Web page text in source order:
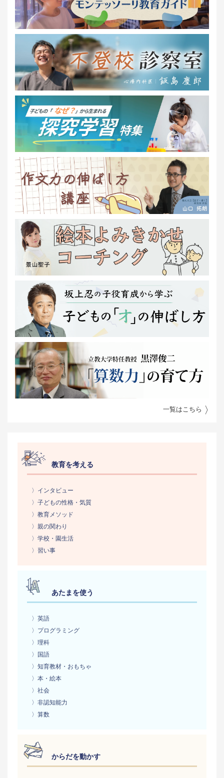
一覧はこちら
教育を考える
〉インタビュー
〉子どもの性格・気質
〉教育メソッド
〉親の関わり
〉学校・園生活
〉習い事
あたまを使う
〉英語
〉プログラミング
〉理科
〉国語
〉知育教材・おもちゃ
〉本・絵本
〉社会
〉非認知能力
〉算数
からだを動かす